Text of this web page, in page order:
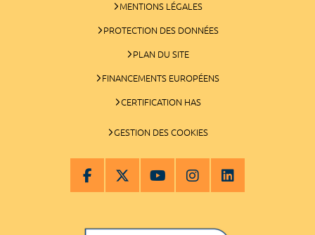
MENTIONS LÉGALES
PROTECTION DES DONNÉES
PLAN DU SITE
FINANCEMENTS EUROPÉENS
CERTIFICATION HAS
GESTION DES COOKIES